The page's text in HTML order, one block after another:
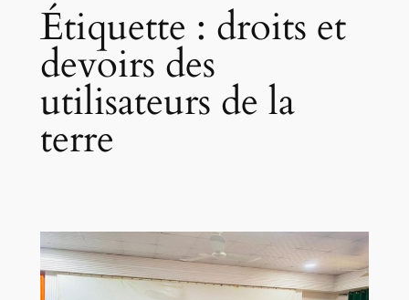
Étiquette : droits et
devoirs des
utilisateurs de la
terre